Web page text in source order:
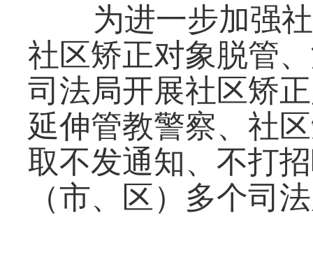
为进一步加强
社区矫正对象脱管
司法局开展社区矫
延伸管教警察、社
取不发通知、不打
（市、区）多个司